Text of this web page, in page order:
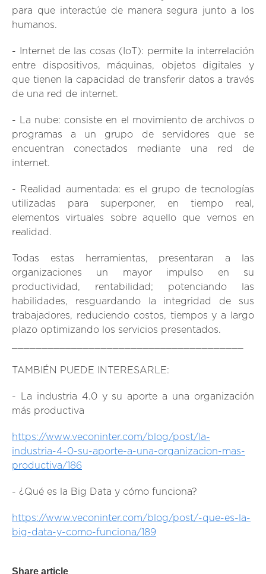
para que interactúe de manera segura junto a los
humanos.
- Internet de las cosas (IoT): permite la interrelación
entre dispositivos, máquinas, objetos digitales y
que tienen la capacidad de transferir datos a través
de una red de internet.
- La nube: consiste en el movimiento de archivos o
programas a un grupo de servidores que se
encuentran conectados mediante una red de
internet.
- Realidad aumentada: es el grupo de tecnologías
utilizadas para superponer, en tiempo real,
elementos virtuales sobre aquello que vemos en
realidad.
Todas estas herramientas, presentaran a las
organizaciones un mayor impulso en su
productividad, rentabilidad; potenciando las
habilidades, resguardando la integridad de sus
trabajadores, reduciendo costos, tiempos y a largo
plazo optimizando los servicios presentados.
TAMBIÉN PUEDE INTERESARLE:
- La industria 4.0 y su aporte a una organización
más productiva
https://www.veconinter.com/blog/post/la-
industria-4-0-su-aporte-a-una-organizacion-mas-
productiva/186
- ¿Qué es la Big Data y cómo funciona?
https://www.veconinter.com/blog/post/-que-es-la-
big-data-y-como-funciona/189
Share article